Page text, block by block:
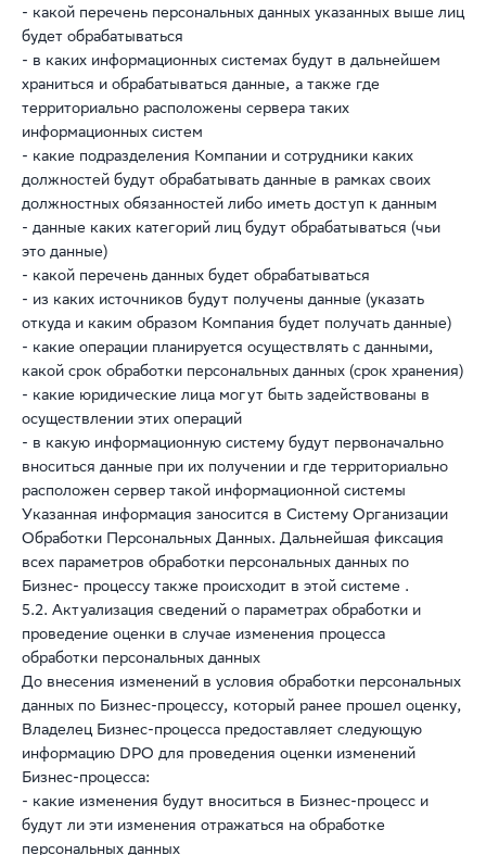
- какой перечень персональных данных указанных выше лиц
будет обрабатываться
- в каких информационных системах будут в дальнейшем
храниться и обрабатываться данные, а также где
территориально расположены сервера таких
информационных систем
- какие подразделения Компании и сотрудники каких
должностей будут обрабатывать данные в рамках своих
должностных обязанностей либо иметь доступ к данным
- данные каких категорий лиц будут обрабатываться (чьи
это данные)
- какой перечень данных будет обрабатываться
- из каких источников будут получены данные (указать
откуда и каким образом Компания будет получать данные)
- какие операции планируется осуществлять с данными,
какой срок обработки персональных данных (срок хранения)
- какие юридические лица могут быть задействованы в
осуществлении этих операций
- в какую информационную систему будут первоначально
вноситься данные при их получении и где территориально
расположен сервер такой информационной системы
Указанная информация заносится в Систему Организации
Обработки Персональных Данных. Дальнейшая фиксация
всех параметров обработки персональных данных по
Бизнес- процессу также происходит в этой системе .
5.2. Актуализация сведений о параметрах обработки и
проведение оценки в случае изменения процесса
обработки персональных данных
До внесения изменений в условия обработки персональных
данных по Бизнес-процессу, который ранее прошел оценку,
Владелец Бизнес-процесса предоставляет следующую
информацию DPO для проведения оценки изменений
Бизнес-процесса:
- какие изменения будут вноситься в Бизнес-процесс и
будут ли эти изменения отражаться на обработке
персональных данных